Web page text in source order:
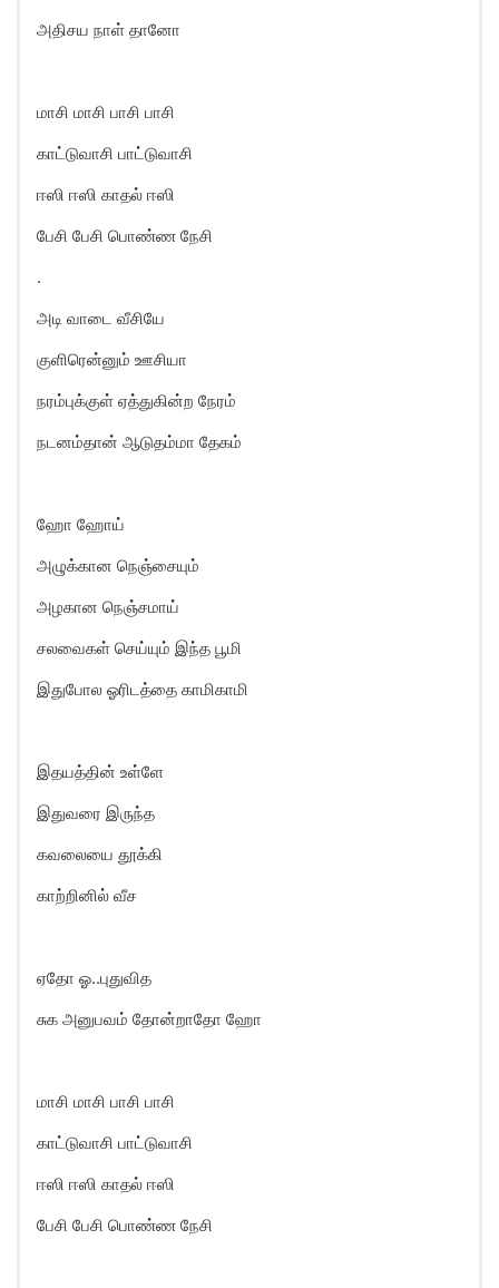
அதிசய நாள் தானோ
மாசி மாசி பாசி பாசி
காட்டுவாசி பாட்டுவாசி
ஈஸி ஈஸி காதல் ஈஸி
பேசி பேசி பொண்ண நேசி
.
அடி வாடை வீசியே
குளிரென்னும் ஊசியா
நரம்புக்குள் ஏத்துகின்ற நேரம்
நடனம்தான் ஆடுதம்மா தேகம்
ஹோ ஹோய்
அழுக்கான நெஞ்சையும்
அழகான நெஞ்சமாய்
சலவைகள் செய்யும் இந்த பூமி
இதுபோல ஓரிடத்தை காமிகாமி
இதயத்தின் உள்ளே
இதுவரை இருந்த
கவலையை தூக்கி
காற்றினில் வீச
ஏதோ ஓ..புதுவித
சுக அனுபவம் தோன்றாதோ ஹோ
மாசி மாசி பாசி பாசி
காட்டுவாசி பாட்டுவாசி
ஈஸி ஈஸி காதல் ஈஸி
பேசி பேசி பொண்ண நேசி